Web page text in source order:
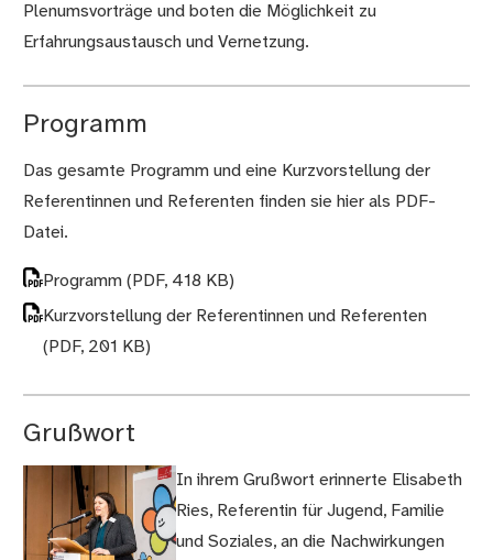
Plenumsvorträge und boten die Möglichkeit zu
Erfahrungsaustausch und Vernetzung.
Programm
Das gesamte Programm und eine Kurzvorstellung der
Referentinnen und Referenten finden sie hier als PDF-
Datei.
Programm(PDF, 418 KB)
Kurzvorstellung der Referentinnen und Referenten
(PDF, 201 KB)
Grußwort
In ihrem Grußwort erinnerte Elisabeth
Ries, Referentin für Jugend, Familie
und Soziales, an die Nachwirkungen